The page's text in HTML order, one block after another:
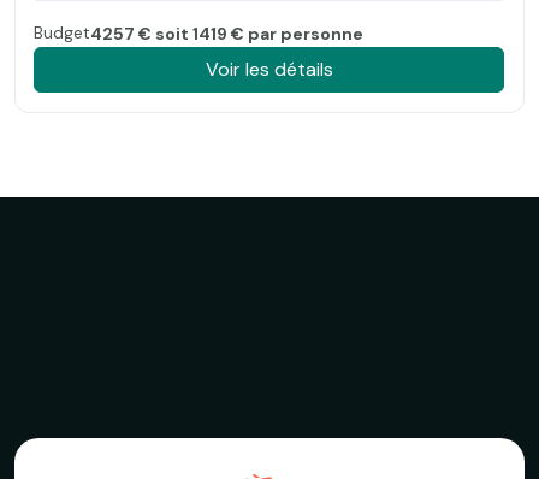
Budget4257 € soit 1419 € par personne
Voir les détails